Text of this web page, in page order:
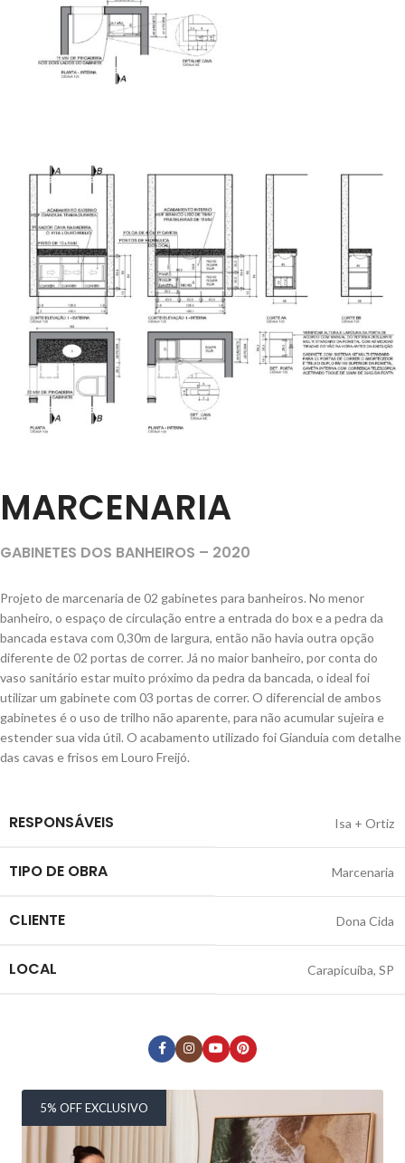
MARCENARIA
GABINETES DOS BANHEIROS – 2020
Projeto de marcenaria de 02 gabinetes para banheiros. No menor
banheiro, o espaço de circulação entre a entrada do box e a pedra da
bancada estava com 0,30m de largura, então não havia outra opção
diferente de 02 portas de correr. Já no maior banheiro, por conta do
vaso sanitário estar muito próximo da pedra da bancada, o ideal foi
utilizar um gabinete com 03 portas de correr. O diferencial de ambos
gabinetes é o uso de trilho não aparente, para não acumular sujeira e
estender sua vida útil. O acabamento utilizado foi Gianduia com detalhe
das cavas e frisos em Louro Freijó.
RESPONSÁVEIS Isa + Ortiz
TIPO DE OBRA Marcenaria
CLIENTE Dona Cida
LOCAL Carapicuíba, SP
5% OFF EXCLUSIVO